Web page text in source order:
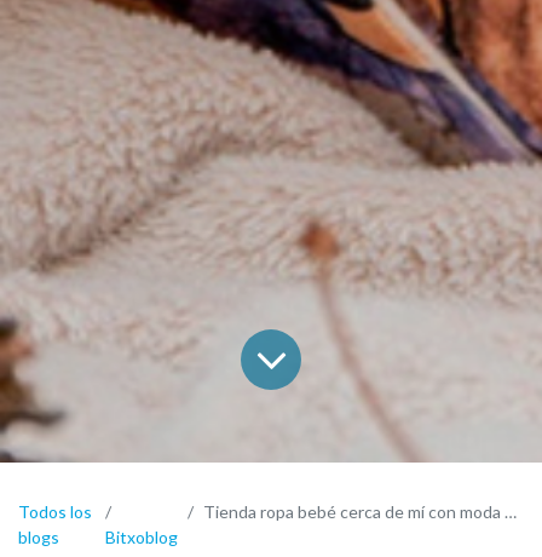
Todos los
blogs
Bitxoblog
Tienda ropa bebé cerca de mí con moda sostenible y hecha a mano